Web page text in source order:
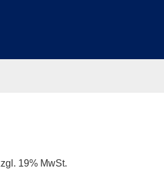
19% MwSt.